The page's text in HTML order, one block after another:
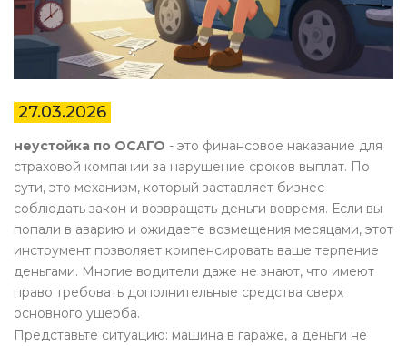
27.03.2026
неустойка по ОСАГО - это финансовое наказание для
страховой компании за нарушение сроков выплат. По
сути, это механизм, который заставляет бизнес
соблюдать закон и возвращать деньги вовремя. Если вы
попали в аварию и ожидаете возмещения месяцами, этот
инструмент позволяет компенсировать ваше терпение
деньгами. Многие водители даже не знают, что имеют
право требовать дополнительные средства сверх
основного ущерба.
Представьте ситуацию: машина в гараже, а деньги не